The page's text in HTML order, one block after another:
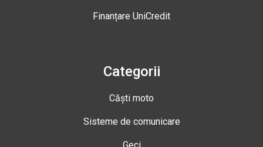
Finanțare UniCredit
Categorii
Căști moto
Sisteme de comunicare